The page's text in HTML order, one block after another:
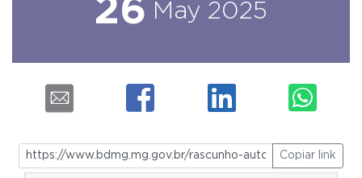
26 May 2025
Copiar link